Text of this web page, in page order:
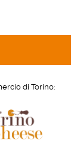
di Torino: